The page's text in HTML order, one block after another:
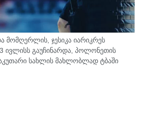
მომღერლის, ჯესიკა იარიკრეს
ივლისს გაუჩინარდა, პოლონეთის
სახლის მახლობლად ტბაში
საღამოს, კუნიცკის ქუჩაზე მდებარე